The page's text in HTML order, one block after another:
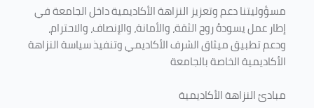
مسؤوليتنا دعم وتعزيز النزاهة الأكاديمية داخل الجامعة في
إطار عمل يسودهُ روح الثقة، والأمانة، والإنصاف، والاحترام،
ودعم تطبيق ميثاق الشرف الأكاديمي وتنفيذ سياسة النزاهة
الأكاديمية الخاصة بالجامعة
مبادئ النزاهة الأكاديمية